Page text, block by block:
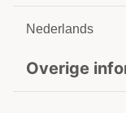
Nederlands
Overige